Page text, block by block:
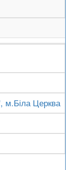
м.Біла Церква